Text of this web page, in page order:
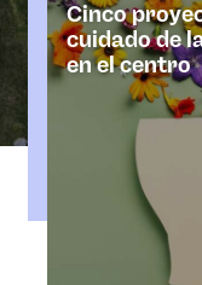
Cinco
cuidado de
en el centro